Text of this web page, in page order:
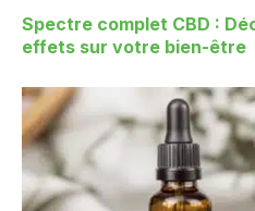
Spectre complet CBD :
effets sur votre bien-être